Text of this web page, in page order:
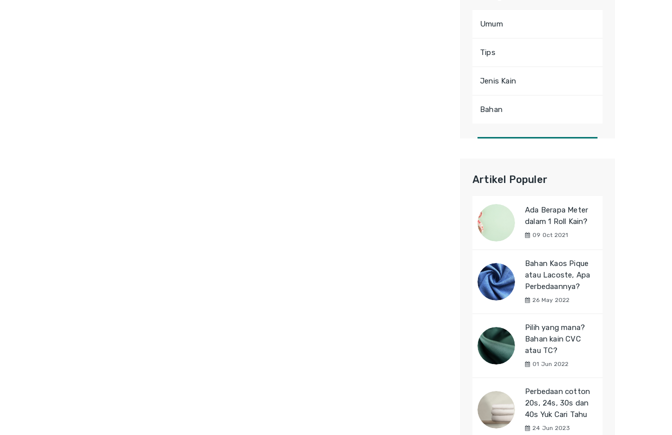
Umum
Tips
Jenis Kain
Bahan
Artikel Populer
Ada Berapa Meter
dalam 1 Roll Kain?
09 Oct 2021
Bahan Kaos Pique
atau Lacoste, Apa
Perbedaannya?
26 May 2022
Pilih yang mana?
Bahan kain CVC
atau TC?
01 Jun 2022
Perbedaan cotton
20s, 24s, 30s dan
40s Yuk Cari Tahu
24 Jun 2023